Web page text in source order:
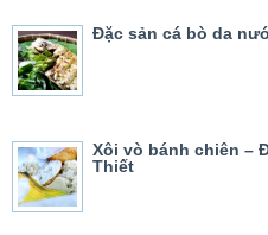
Đặc sản cá bò da
Xôi vò bánh chiên –
Thiết